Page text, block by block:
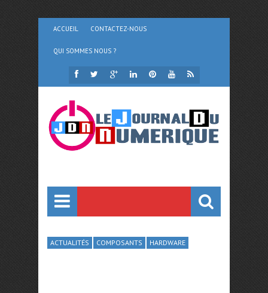
ACCUEIL CONTACTEZ-NOUS
QUI SOMMES NOUS ?
ACTUALITÉS COMPOSANTS HARDWARE